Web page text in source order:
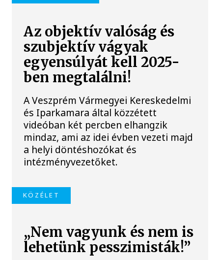
Az objektív valóság és
szubjektív vágyak
egyensúlyát kell 2025-
ben megtalálni!
A Veszprém Vármegyei Kereskedelmi
és Iparkamara által közzétett
videóban két percben elhangzik
mindaz, ami az idei évben vezeti majd
a helyi döntéshozókat és
intézményvezetőket.
KÖZÉLET
„Nem vagyunk és nem is
lehetünk pesszimisták!”